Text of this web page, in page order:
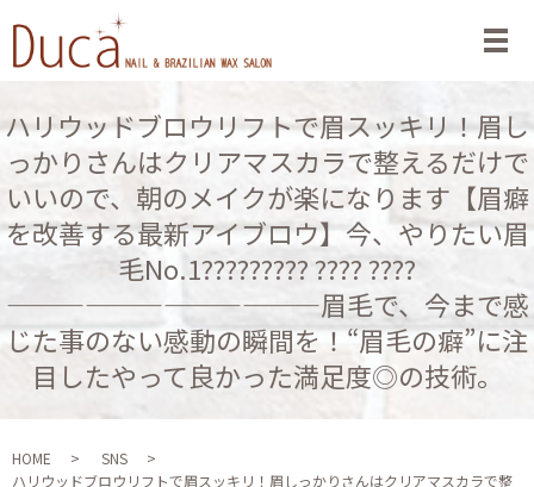
メ
ハリウッドブロウリフトで眉スッキリ！眉し
っかりさんはクリアマスカラで整えるだけで
いいので、朝のメイクが楽になります【眉癖
を改善する最新アイブロウ】今、やりたい眉
毛No.1????????? ???? ????︎
————————————眉毛で、今まで感
じた事のない感動の瞬間を！“眉毛の癖”に注
目したやって良かった満足度◎の技術。
HOME
SNS
ハリウッドブロウリフトで眉スッキリ！眉しっかりさんはクリアマスカラで整